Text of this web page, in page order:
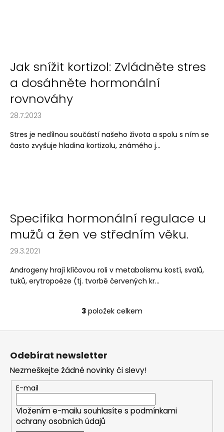
Jak snížit kortizol: Zvládněte stres
a dosáhněte hormonální
rovnováhy
28.7.2023
Stres je nedílnou součástí našeho života a spolu s ním se
často zvyšuje hladina kortizolu, známého j...
Specifika hormonální regulace u
mužů a žen ve středním věku.
29.3.2021
Androgeny hrají klíčovou roli v metabolismu kostí, svalů,
tuků, erytropoéze (tj. tvorbě červených kr...
O
v
a
c
í
p
r
3 položek celkem
Odebírat newsletter
Nezmeškejte žádné novinky či slevy!
E-mail
Vložením e-mailu souhlasíte s podmínkami
ochrany osobních údajů